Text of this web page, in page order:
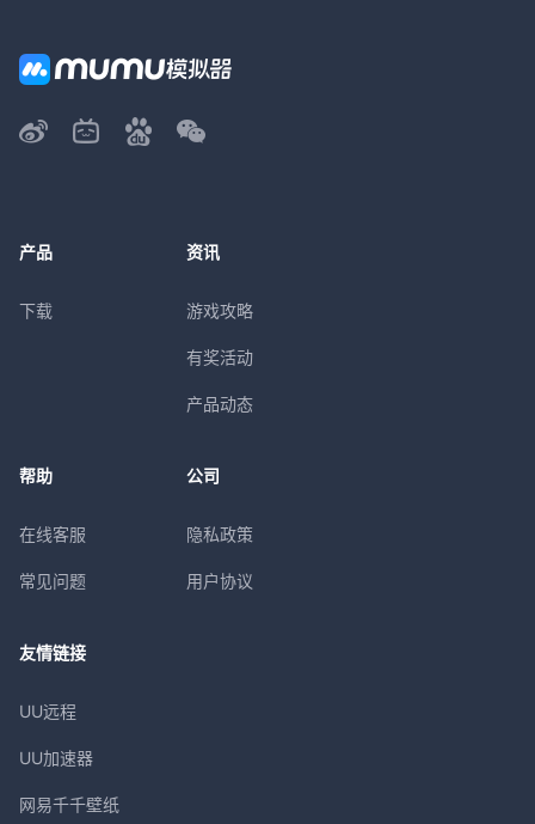
产品
下载
资讯
游戏攻略
有奖活动
产品动态
帮助
在线客服
常见问题
公司
隐私政策
用户协议
友情链接
UU远程
UU加速器
网易千千壁纸